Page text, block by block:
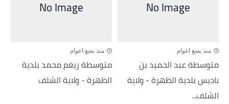
منذ بضع اعوام
متوسطة عبد الحميد بن
باديس بلدية الظهرة - ولاية
الشلف...
منذ بضع اعوام
متوسطة زيغم محمد بلدية
الظهرة - ولاية الشلف